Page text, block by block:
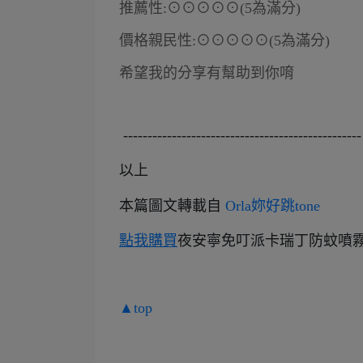
推薦性:⊙⊙⊙⊙⊙(5為滿分)
價格親民性:⊙⊙⊙⊙⊙(5為滿分)
希望我的分享有幫助到你唷
-------------------------------------------------
以上
本篇圖文轉載自 Orla妳好跳tone
點我購買夜安寧免叮派卡瑞丁防蚊噴
▲top